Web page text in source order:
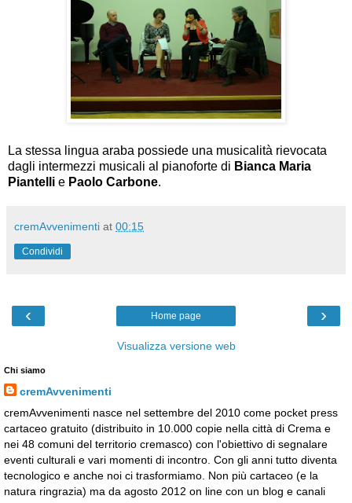
La stessa lingua araba possiede una musicalità rievocata
dagli intermezzi musicali al pianoforte di Bianca Maria
Piantelli e Paolo Carbone.
cremAvvenimenti at 00:15
Condividi
‹ ›
Home page
Visualizza versione web
Chi siamo
cremAvvenimenti
cremAvvenimenti nasce nel settembre del 2010 come pocket press
cartaceo gratuito (distribuito in 10.000 copie nella città di Crema e
nei 48 comuni del territorio cremasco) con l'obiettivo di segnalare
eventi culturali e vari momenti di incontro. Con gli anni tutto diventa
tecnologico e anche noi ci trasformiamo. Non più cartaceo (e la
natura ringrazia) ma da agosto 2012 on line con un blog e canali